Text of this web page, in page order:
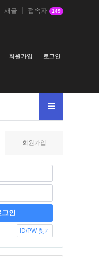
새글 접속자 149
회원가입 로그인
회원가입
ID/PW 찾기